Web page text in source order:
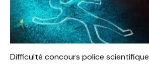
Difficulté concours police scientifique